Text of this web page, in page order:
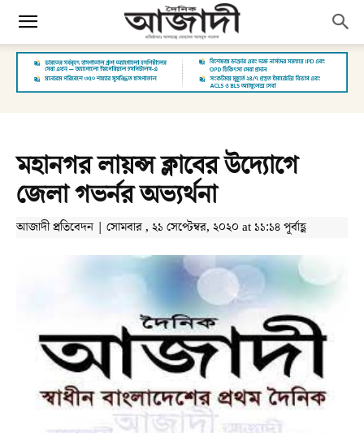
মহানগর লায়ন্স ক্লাবের উদ্যোগে
জেলা গভর্নর অভ্যর্থনা
আজাদী প্রতিবেদন | সোমবার , ২১ সেপ্টেম্বর, ২০২০ at ১১:১৪ পূর্বাহ্ণ